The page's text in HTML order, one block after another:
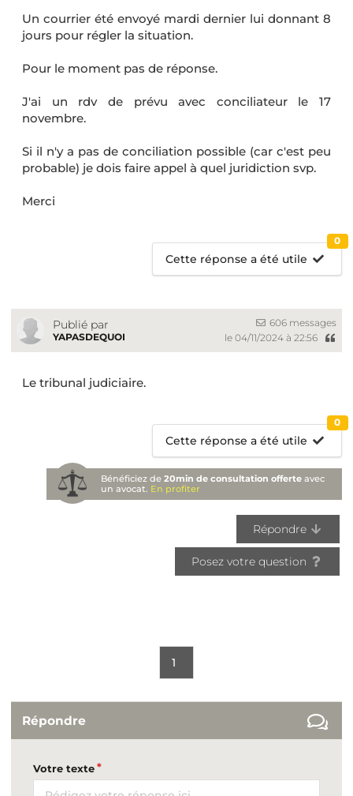
Un courrier été envoyé mardi dernier lui donnant 8
jours pour régler la situation.
Pour le moment pas de réponse.
J'ai un rdv de prévu avec conciliateur le 17
novembre.
Si il n'y a pas de conciliation possible (car c'est peu
probable) je dois faire appel à quel juridiction svp.
Merci
Cette réponse a été utile
0
Publié par
YAPASDEQUOI
606 messages
le 04/11/2024 à 22:56
Le tribunal judiciaire.
Cette réponse a été utile
0
Bénéficiez de20min de consultation offerte avec
un avocat. En profiter
Répondre
Posez votre question
1
Répondre
Votre texte